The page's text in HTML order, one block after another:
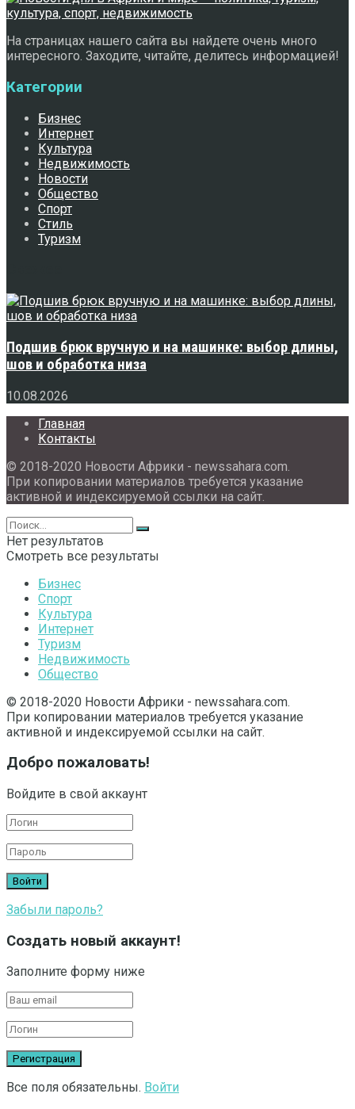
На страницах нашего сайта вы найдете очень много
интересного. Заходите, читайте, делитесь информацией!
Категории
Бизнес
Интернет
Культура
Недвижимость
Новости
Общество
Спорт
Стиль
Туризм
Подшив брюк вручную и на машинке: выбор длины,
шов и обработка низа
10.08.2026
Главная
Контакты
© 2018-2020 Новости Африки - newssahara.com.
При копировании материалов требуется указание
активной и индексируемой ссылки на сайт.
Нет результатов
Смотреть все результаты
Бизнес
Спорт
Культура
Интернет
Туризм
Недвижимость
Общество
© 2018-2020 Новости Африки - newssahara.com.
При копировании материалов требуется указание
активной и индексируемой ссылки на сайт.
Добро пожаловать!
Войдите в свой аккаунт
Забыли пароль?
Создать новый аккаунт!
Заполните форму ниже
Все поля обязательны. Войти